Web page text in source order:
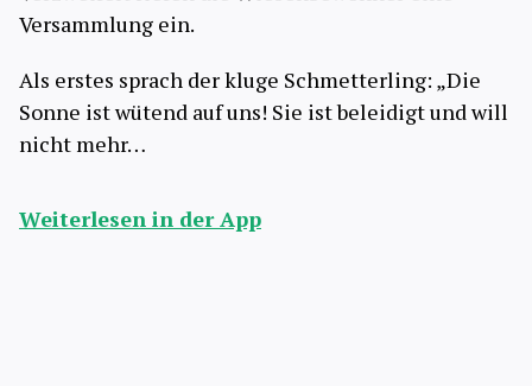
Versammlung ein.
Als erstes sprach der kluge Schmetterling: „Die
Sonne ist wütend auf uns! Sie ist beleidigt und will
nicht mehr…
Weiterlesen in der App